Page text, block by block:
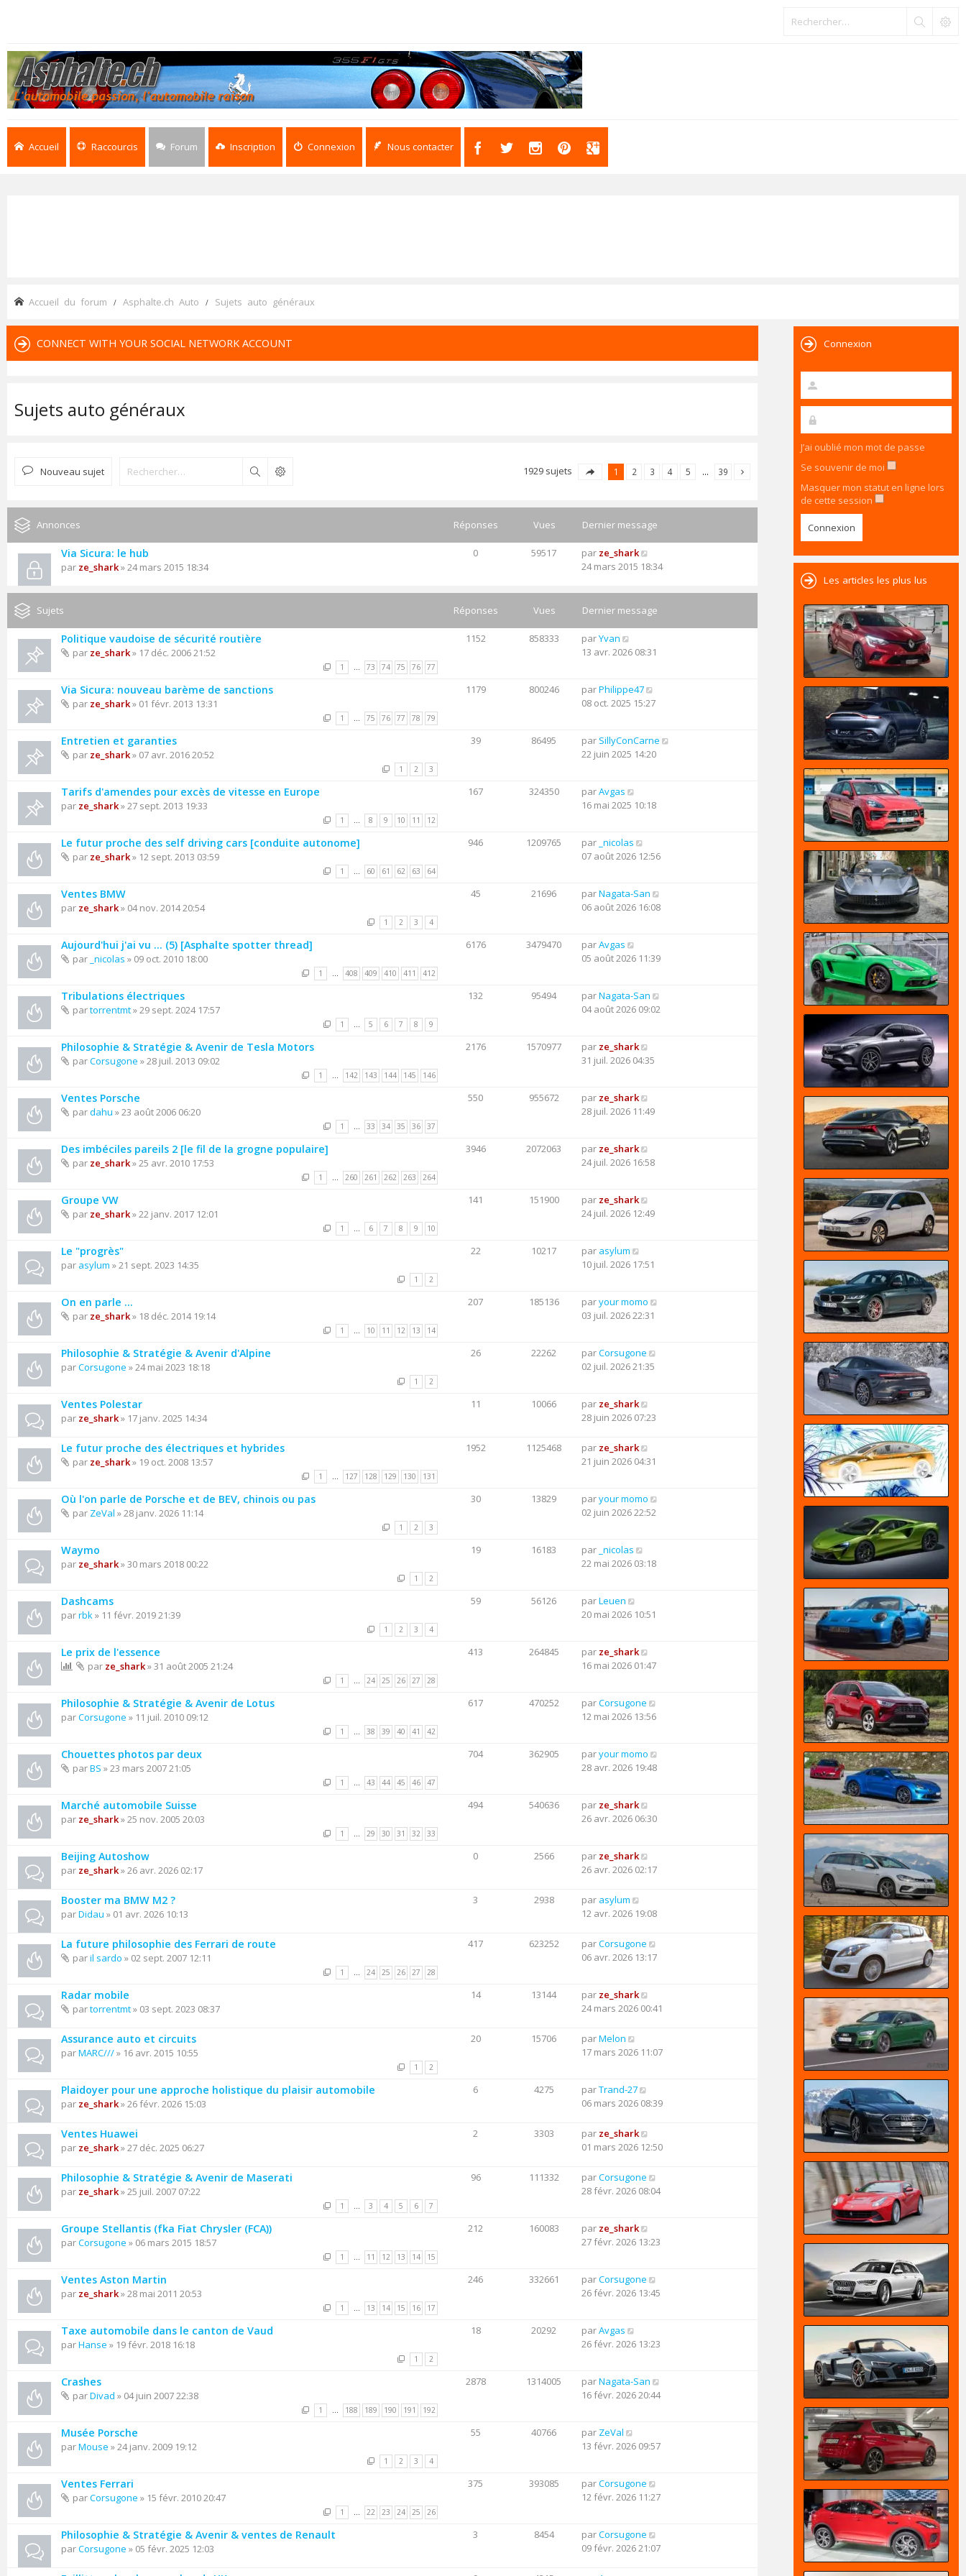
Accueil Raccourcis Forum Inscription Connexion Nous contacter
Accueil du forum Asphalte.ch Auto Sujets auto généraux
CONNECT WITH YOUR SOCIAL NETWORK ACCOUNT
Sujets auto généraux
Nouveau sujet Rechercher 1929 sujets 1 2 3 4 5 … 39
Annonces Réponses Vues Dernier message
Via Sicura: le hub
par ze_shark» 24 mars 2015 18:34
0 59517 par ze_shark
24 mars 2015 18:34
Sujets Réponses Vues Dernier message
Politique vaudoise de sécurité routière
par ze_shark» 17 déc. 2006 21:52
1 … 73 74 75 76 77
1152 858333 parYvan
13 avr. 2026 08:31
Via Sicura: nouveau barème de sanctions
par ze_shark» 01 févr. 2013 13:31
1 … 75 76 77 78 79
1179 800246 parPhilippe47
08 oct. 2025 15:27
Entretien et garanties
par ze_shark» 07 avr. 2016 20:52
1 2 3
39 86495 par SillyConCarne
22 juin 2025 14:20
Tarifs d'amendes pour excès de vitesse en Europe
par ze_shark» 27 sept. 2013 19:33
1 … 8 9 10 11 12
167 324350 parAvgas
16 mai 2025 10:18
Le futur proche des self driving cars [conduite autonome]
par ze_shark» 12 sept. 2013 03:59
1 … 60 61 62 63 64
946 1209765 par _nicolas
07 août 2026 12:56
Ventes BMW
par ze_shark» 04 nov. 2014 20:54
1 2 3 4
45 21696 parNagata-San
06 août 2026 16:08
Aujourd'hui j'ai vu ... (5) [Asphalte spotter thread]
par _nicolas » 09 oct. 2010 18:00
1 … 408 409 410 411 412
6176 3479470 parAvgas
05 août 2026 11:39
Tribulations électriques
partorrentmt» 29 sept. 2024 17:57
1 … 5 6 7 8 9
132 95494 parNagata-San
04 août 2026 09:02
Philosophie & Stratégie & Avenir de Tesla Motors
parCorsugone » 28 juil. 2013 09:02
1 … 142 143 144 145 146
2176 1570977 par ze_shark
31 juil. 2026 04:35
Ventes Porsche
pardahu » 23 août 2006 06:20
1 … 33 34 35 36 37
550 955672 par ze_shark
28 juil. 2026 11:49
Des imbéciles pareils 2 [le fil de la grogne populaire]
par ze_shark» 25 avr. 2010 17:53
1 … 260 261 262 263 264
3946 2072063 par ze_shark
24 juil. 2026 16:58
Groupe VW
par ze_shark» 22 janv. 2017 12:01
1 … 6 7 8 9 10
141 151900 par ze_shark
24 juil. 2026 12:49
Le "progrès"
par asylum » 21 sept. 2023 14:35
1 2
22 10217 par asylum
10 juil. 2026 17:51
On en parle ...
par ze_shark» 18 déc. 2014 19:14
1 … 10 11 12 13 14
207 185136 paryour momo
03 juil. 2026 22:31
Philosophie & Stratégie & Avenir d'Alpine
parCorsugone » 24 mai 2023 18:18
1 2
26 22262 parCorsugone
02 juil. 2026 21:35
Ventes Polestar
par ze_shark» 17 janv. 2025 14:34
11 10066 par ze_shark
28 juin 2026 07:23
Le futur proche des électriques et hybrides
par ze_shark» 19 oct. 2008 13:57
1 … 127 128 129 130 131
1952 1125468 par ze_shark
21 juin 2026 04:31
Où l'on parle de Porsche et de BEV, chinois ou pas
par ZeVal » 28 janv. 2026 11:14
1 2 3
30 13829 paryour momo
02 juin 2026 22:52
Waymo
par ze_shark» 30 mars 2018 00:22
1 2
19 16183 par _nicolas
22 mai 2026 03:18
Dashcams
parrbk» 11 févr. 2019 21:39
1 2 3 4
59 56126 parLeuen
20 mai 2026 10:51
Le prix de l'essence
par ze_shark» 31 août 2005 21:24
1 … 24 25 26 27 28
413 264845 par ze_shark
16 mai 2026 01:47
Philosophie & Stratégie & Avenir de Lotus
parCorsugone » 11 juil. 2010 09:12
1 … 38 39 40 41 42
617 470252 parCorsugone
12 mai 2026 13:56
Chouettes photos par deux
parBS » 23 mars 2007 21:05
1 … 43 44 45 46 47
704 362905 paryour momo
28 avr. 2026 19:48
Marché automobile Suisse
par ze_shark» 25 nov. 2005 20:03
1 … 29 30 31 32 33
494 540636 par ze_shark
26 avr. 2026 06:30
Beijing Autoshow
par ze_shark» 26 avr. 2026 02:17
0 2566 par ze_shark
26 avr. 2026 02:17
Booster ma BMW M2 ?
parDidau » 01 avr. 2026 10:13
3 2938 par asylum
12 avr. 2026 19:08
La future philosophie des Ferrari de route
paril sardo » 02 sept. 2007 12:11
1 … 24 25 26 27 28
417 623252 parCorsugone
06 avr. 2026 13:17
Radar mobile
partorrentmt» 03 sept. 2023 08:37
14 13144 par ze_shark
24 mars 2026 00:41
Assurance auto et circuits
parMARC///» 16 avr. 2015 10:55
1 2
20 15706 parMelon
17 mars 2026 11:07
Plaidoyer pour une approche holistique du plaisir automobile
par ze_shark» 26 févr. 2026 15:03
6 4275 parTrand-27
06 mars 2026 08:39
Ventes Huawei
par ze_shark» 27 déc. 2025 06:27
2 3303 par ze_shark
01 mars 2026 12:50
Philosophie & Stratégie & Avenir de Maserati
par ze_shark» 25 juil. 2007 07:22
1 … 3 4 5 6 7
96 111332 parCorsugone
28 févr. 2026 08:04
Groupe Stellantis (fka Fiat Chrysler (FCA))
parCorsugone » 06 mars 2015 18:57
1 … 11 12 13 14 15
212 160083 par ze_shark
27 févr. 2026 13:23
Ventes Aston Martin
par ze_shark» 28 mai 2011 20:53
1 … 13 14 15 16 17
246 332661 parCorsugone
26 févr. 2026 13:45
Taxe automobile dans le canton de Vaud
parHanse » 19 févr. 2018 16:18
1 2
18 20292 parAvgas
26 févr. 2026 13:23
Crashes
parDivad » 04 juin 2007 22:38
1 … 188 189 190 191 192
2878 1314005 parNagata-San
16 févr. 2026 20:44
Musée Porsche
parMouse » 24 janv. 2009 19:12
1 2 3 4
55 40766 par ZeVal
13 févr. 2026 09:57
Ventes Ferrari
parCorsugone » 15 févr. 2010 20:47
1 … 22 23 24 25 26
375 393085 parCorsugone
12 févr. 2026 11:27
Philosophie & Stratégie & Avenir & ventes de Renault
parCorsugone » 05 févr. 2025 12:03
3 8454 parCorsugone
09 févr. 2026 21:07
Connexion
J’ai oublié mon mot de passe
Se souvenir de moi
Masquer mon statut en ligne lors
de cette session
Les articles les plus lus